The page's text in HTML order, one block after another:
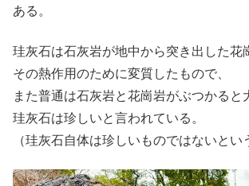
ある。
珪灰石は石灰岩が地中から突き出した花
その熱作用のために変質したもので、
また普通は石灰岩と花崗岩がぶつかると
珪灰石は珍しいと言われている。
（珪灰石自体は珍しいものではないとい